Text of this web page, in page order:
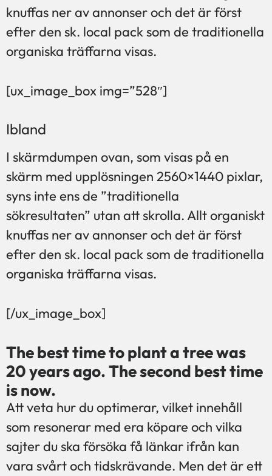
knuffas ner av annonser och det är först
efter den sk. local pack som de traditionella
organiska träffarna visas.
[ux_image_box img=”528″]
Ibland
I skärmdumpen ovan, som visas på en
skärm med upplösningen 2560×1440 pixlar,
syns inte ens de ”traditionella
sökresultaten” utan att skrolla. Allt organiskt
knuffas ner av annonser och det är först
efter den sk. local pack som de traditionella
organiska träffarna visas.
[/ux_image_box]
The best time to plant a tree was
20 years ago. The second best time
is now.
Att veta hur du optimerar, vilket innehåll
som resonerar med era köpare och vilka
sajter du ska försöka få länkar ifrån kan
vara svårt och tidskrävande. Men det är ett